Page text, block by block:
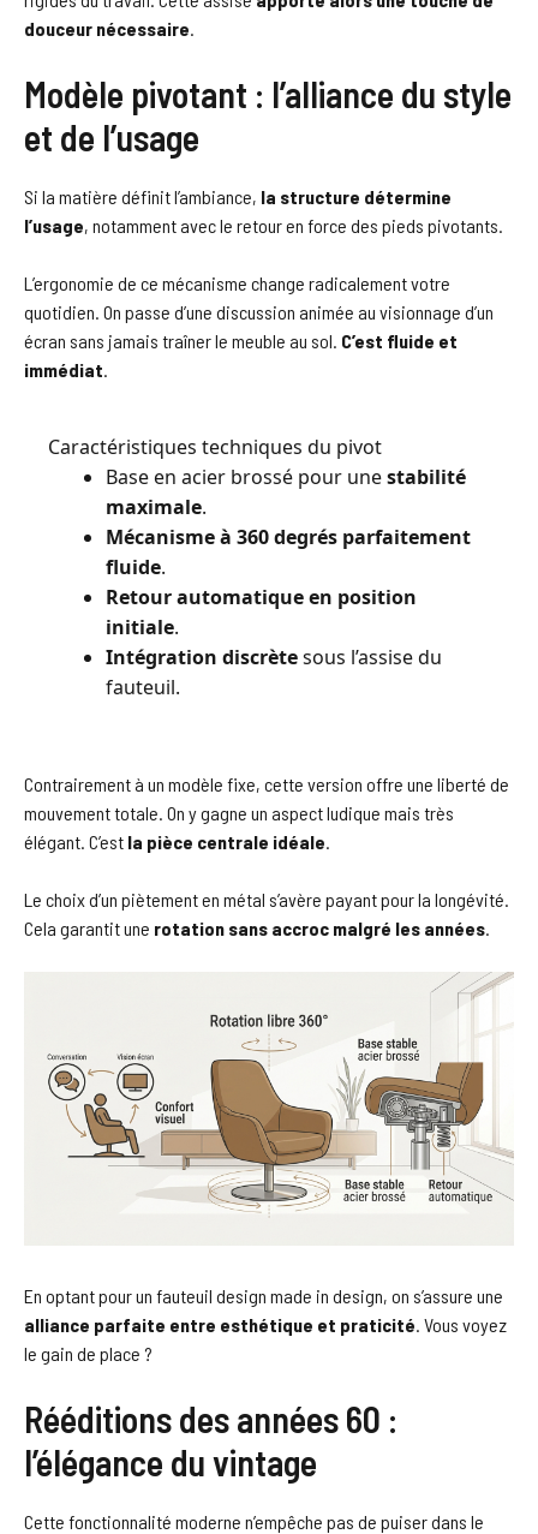
douceur nécessaire.
Modèle pivotant : l’alliance du style
et de l’usage
Si la matière définit l’ambiance, la structure détermine
l’usage, notamment avec le retour en force des pieds pivotants.
L’ergonomie de ce mécanisme change radicalement votre
quotidien. On passe d’une discussion animée au visionnage d’un
écran sans jamais traîner le meuble au sol. C’est fluide et
immédiat.
Caractéristiques techniques du pivot
Base en acier brossé pour unestabilité
maximale.
Mécanisme à 360 degrés parfaitement
fluide.
Retour automatique en position
initiale.
Intégration discrètesous l’assise du
fauteuil.
Contrairement à un modèle fixe, cette version offre une liberté de
mouvement totale. On y gagne un aspect ludique mais très
élégant. C’est la pièce centrale idéale.
Le choix d’un piètement en métal s’avère payant pour la longévité.
Cela garantit une rotation sans accroc malgré les années.
En optant pour un fauteuil design made in design, on s’assure une
alliance parfaite entre esthétique et praticité . Vous voyez
le gain de place ?
Rééditions des années 60 :
l’élégance du vintage
Cette fonctionnalité moderne n’empêche pas de puiser dans le